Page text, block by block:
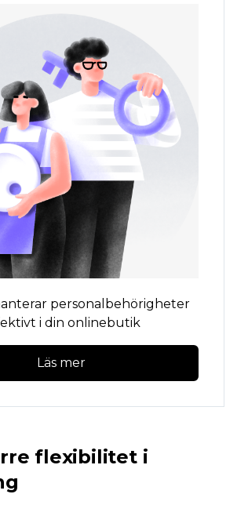
personalbehörigheter
i din onlinebutik
Läs mer
flexibilitet i